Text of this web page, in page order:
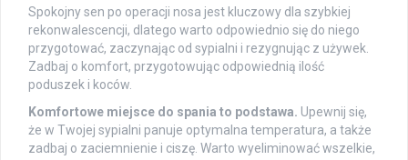
Spokojny sen po operacji nosa jest kluczowy dla szybkiej
rekonwalescencji, dlatego warto odpowiednio się do niego
przygotować, zaczynając od sypialni i rezygnując z używek.
Zadbaj o komfort, przygotowując odpowiednią ilość
poduszek i koców.
Komfortowe miejsce do spania to podstawa. Upewnij się,
że w Twojej sypialni panuje optymalna temperatura, a także
zadbaj o zaciemnienie i ciszę. Warto wyeliminować wszelkie,